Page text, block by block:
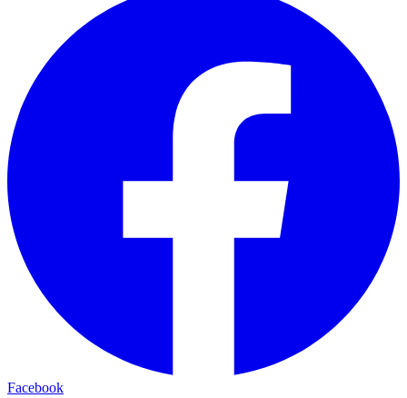
Facebook